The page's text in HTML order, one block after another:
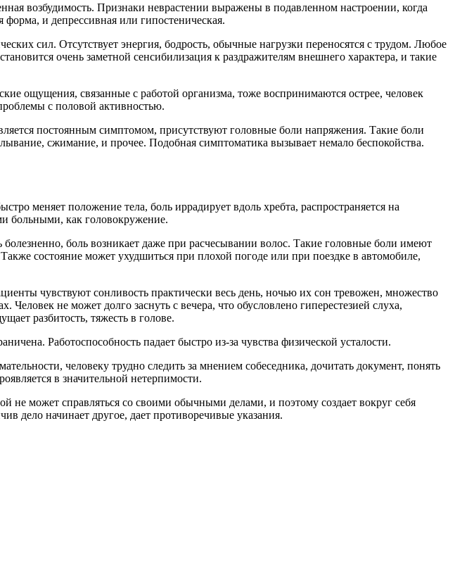
возбудимость. Признаки неврастении выражены в подавленном настроении, когда
форма, и депрессивная или гипостеническая.
сил. Отсутствует энергия, бодрость, обычные нагрузки переносятся с трудом. Любое
очень заметной сенсибилизация к раздражителям внешнего характера, и такие
ощущения, связанные с работой организма, тоже воспринимаются острее, человек
с половой активностью.
постоянным симптомом, присутствуют головные боли напряжения. Такие боли
сжимание, и прочее. Подобная симптоматика вызывает немало беспокойства.
меняет положение тела, боль иррадирует вдоль хребта, распространяется на
больными, как головокружение.
боль возникает даже при расчесывании волос. Такие головные боли имеют
состояние может ухудшиться при плохой погоде или при поездке в автомобиле,
чувствуют сонливость практически весь день, ночью их сон тревожен, множество
не может долго заснуть с вечера, что обусловлено гиперестезией слуха,
разбитость, тяжесть в голове.
Работоспособность падает быстро из-за чувства физической усталости.
человеку трудно следить за мнением собеседника, дочитать документ, понять
в значительной нетерпимости.
не может справляться со своими обычными делами, и поэтому создает вокруг себя
дело начинает другое, дает противоречивые указания.